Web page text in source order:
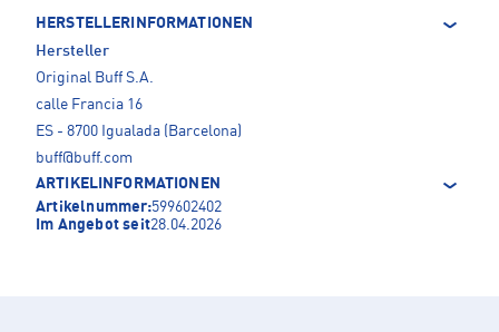
HERSTELLERINFORMATIONEN
Hersteller
Original Buff S.A.
calle Francia 16
ES - 8700 Igualada (Barcelona)
buff@buff.com
ARTIKELINFORMATIONEN
Artikelnummer:599602402
Im Angebot seit28.04.2026